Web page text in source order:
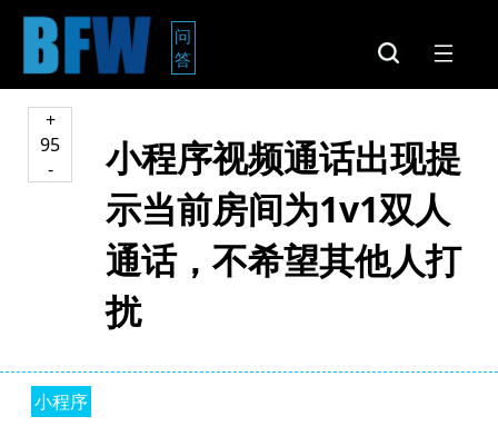
问
答
+
95
-
小程序视频通话出现提
示当前房间为1v1双人
通话，不希望其他人打
扰
小程序